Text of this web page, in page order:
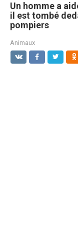
Un homme a
il est tombé
pompiers
Animaux